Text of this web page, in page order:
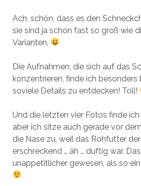
Ach, schön, dass es den
sie sind ja schon fast so groß wie
Varianten.
Die Aufnahmen, die sich auf das
konzentrieren, finde ich besonders
soviele Details zu entdecken! Toll!
Und die letzten vier Fotos finde ich
aber ich sitze auch gerade vor
die Nase zu, weil das Rohfutter
erschreckend … äh … duftig war.
unappetitlicher gewesen, als so